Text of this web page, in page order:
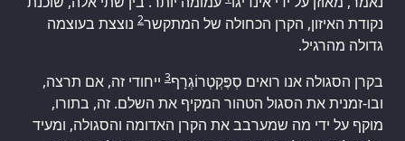
נקודת האיזון, הקרן הכחולה של המתקשר2 נוצצת בעוצמה
גדולה מהרגיל.
בקרן הסגולה אנו רואים סְפֶּקְטְרוֹגְרָף3 ייחודי זה, אם תרצה,
ובו-זמנית את הסגול הטהור המקיף את השלם. זה, בתורו,
מוקף על ידי מה שמערבב את הקרן האדומה והסגולה, ומעיד